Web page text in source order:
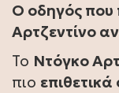
Ο οδηγός που
Αρτζεντίνο
Το Ντόγκο
πιο επιθετικά